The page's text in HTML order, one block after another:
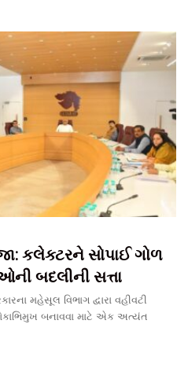
કલેક્ટરને સોપાઈ ગોળ
બદલીની સત્તા
મહેસૂલ વિભાગ દ્વારા વહીવટી
બનાવવા માટે એક અત્યંત